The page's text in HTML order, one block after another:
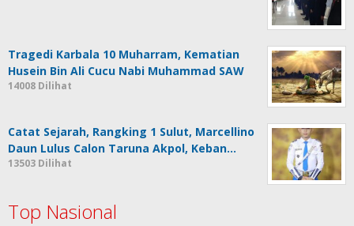
Tragedi Karbala 10 Muharram, Kematian
Husein Bin Ali Cucu Nabi Muhammad SAW
14008 Dilihat
Catat Sejarah, Rangking 1 Sulut, Marcellino
Daun Lulus Calon Taruna Akpol, Keban…
13503 Dilihat
Top Nasional